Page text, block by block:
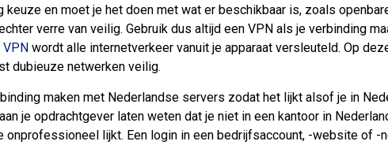
keuze en moet je het doen met wat er beschikbaar is, zoals
verre van veilig. Gebruik dus altijd een VPN als je verbinding
VPN wordt alle internetverkeer vanuit je apparaat versleuteld. Op
dubieuze netwerken veilig.
maken met Nederlandse servers zodat het lijkt alsof je in
je opdrachtgever laten weten dat je niet in een kantoor in
onprofessioneel lijkt. Een login in een bedrijfsaccount, -website of -